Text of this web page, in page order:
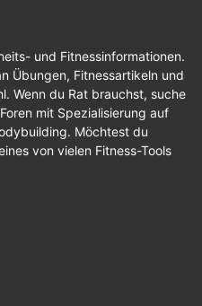
und Fitnessinformationen.
Übungen, Fitnessartikeln und
Wenn du Rat brauchst, suche
mit Spezialisierung auf
Möchtest du
von vielen Fitness-Tools